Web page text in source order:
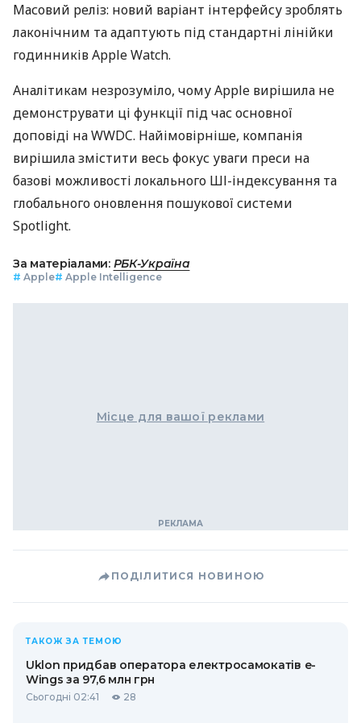
Масовий реліз: новий варіант інтерфейсу зроблять
лаконічним та адаптують під стандартні лінійки
годинників Apple Watch.
Аналітикам незрозуміло, чому Apple вирішила не
демонструвати ці функції під час основної
доповіді на WWDC. Найімовірніше, компанія
вирішила змістити весь фокус уваги преси на
базові можливості локального ШІ-індексування та
глобального оновлення пошукової системи
Spotlight.
За матеріалами: РБК-Україна
# Apple# Apple Intelligence
Місце для вашої реклами
ПОДІЛИТИСЯ НОВИНОЮ
ТАКОЖ ЗА ТЕМОЮ
Uklon придбав оператора електросамокатів e-
Wings за 97,6 млн грн
Сьогодні 02:41 28